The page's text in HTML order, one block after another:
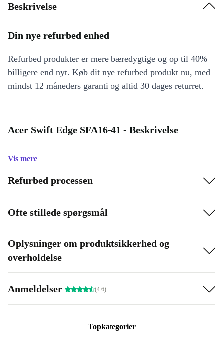
Beskrivelse
Din nye refurbed enhed
Refurbed produkter er mere bæredygtige og op til 40%
billigere end nyt. Køb dit nye refurbed produkt nu, med
mindst 12 måneders garanti og altid 30 dages returret.
Acer Swift Edge SFA16-41 - Beskrivelse
Vis mere
Refurbed processen
Ofte stillede spørgsmål
Oplysninger om produktsikkerhed og
overholdelse
Anmeldelser (4.6)
Topkategorier